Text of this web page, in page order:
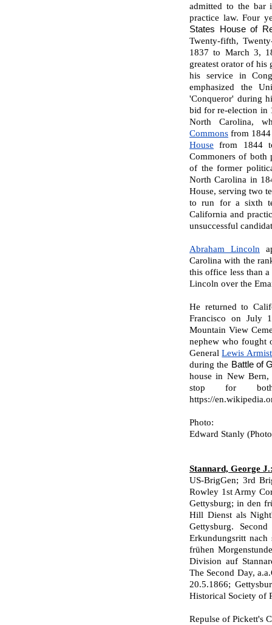
admitted to the
practice law. Four
States House of
Twenty-fifth,
1837 to March 3,
greatest orator of
his service in
emphasized the
'Conqueror' during
bid for re-election in
North Carolina,
Commons from
House from 1844
Commoners of both
of the former
North Carolina in
House, serving two
to run for a sixth
California and
unsuccessful
Abraham Lincoln
Carolina with the
this office less than
Lincoln over the
He returned to
Francisco on July
Mountain View
nephew who fought
GeneralLewis
during the Battle of
house in New Bern,
stop for
https://
Photo:
Edward Stanly
Stannard, George
US-BrigGen; 3rd
Rowley 1st Army
Gettysburg; in den
Hill Dienst als
Gettysburg.
Erkundungsritt
frühen
Di­vision auf
The Second Day,
20.5.1866;
Historical Society of
Repulse of Pickett's